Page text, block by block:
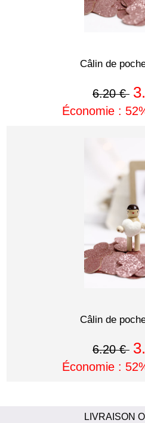
Câlin de
6.20 €
Économie :
Câlin de
6.20 €
Économie :
LIVRAISON